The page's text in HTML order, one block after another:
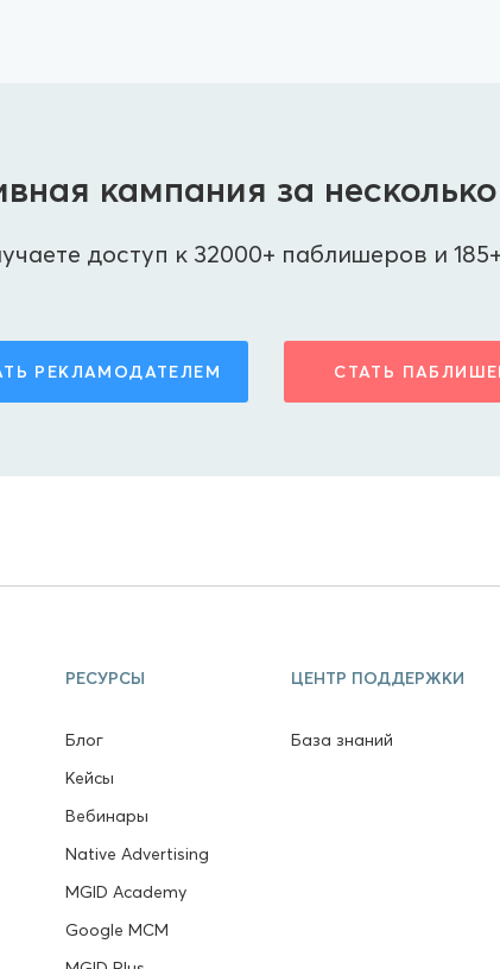
кампания за
доступ к 32000+ паблишеров и
РЕКЛАМОДАТЕЛЕМ СТАТЬ
РЕСУРСЫ
Блог
Кейсы
Вебинары
Native Advertising
MGID Academy
Google MCM
ЦЕНТР ПОДДЕРЖКИ
База знаний